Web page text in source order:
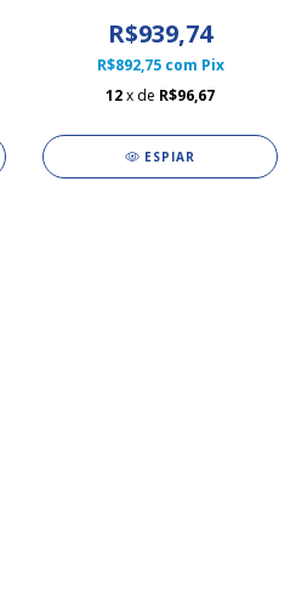
R$939,74
R$892,75 com Pix
12x de R$96,67
ESPIAR